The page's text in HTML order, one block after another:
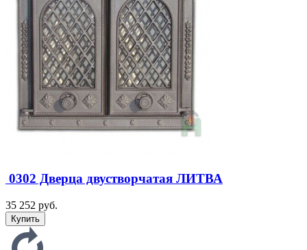
0302 Дверца двустворчатая ЛИТВА
35 252 руб.